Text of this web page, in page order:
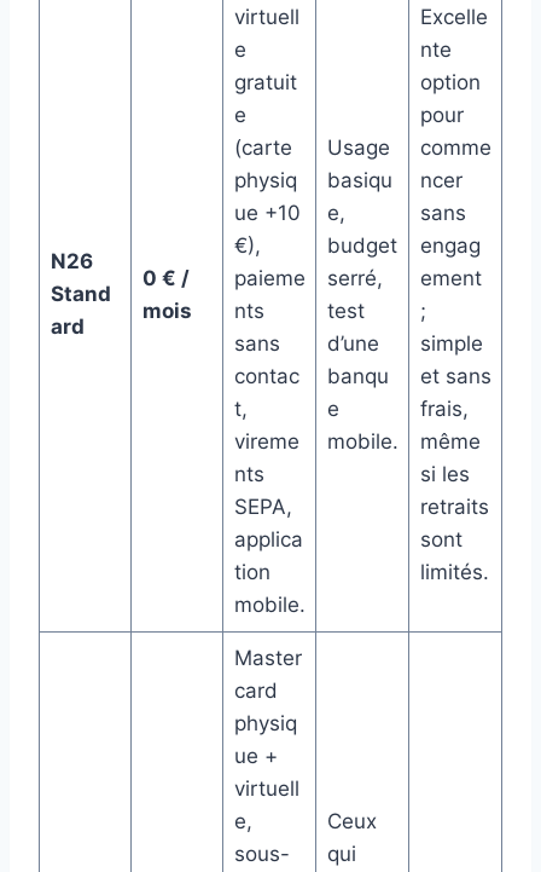
N26
Stand
ard
0 € /
mois
virtuell
e
gratuit
e
(carte
physiq
ue +10
€),
paieme
nts
sans
contac
t,
vireme
nts
SEPA,
applica
tion
mobile.
Usage
basiqu
e,
budget
serré,
test
d’une
banqu
e
mobile.
Excelle
nte
option
pour
comme
ncer
sans
engag
ement
;
simple
et sans
frais,
même
si les
retraits
sont
limités.
Master
card
physiq
ue +
virtuell
e,
sous-
Ceux
qui